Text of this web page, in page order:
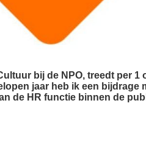
bij de NPO, treedt per 1
jaar heb ik een bijdrage
de HR functie binnen de